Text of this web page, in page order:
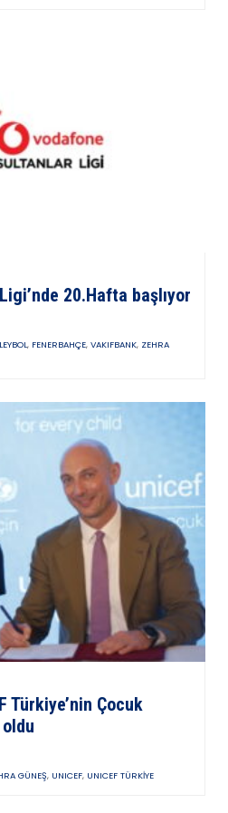
20.Hafta başlıyor
, FENERBAHÇE, VAKIFBANK, ZEHRA
Türkiye’nin Çocuk
GÜNEŞ, UNICEF, UNICEF TÜRKIYE